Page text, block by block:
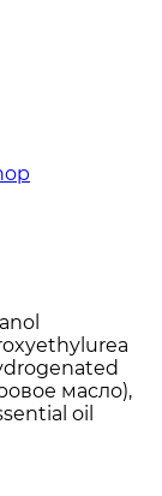
масло),
oil